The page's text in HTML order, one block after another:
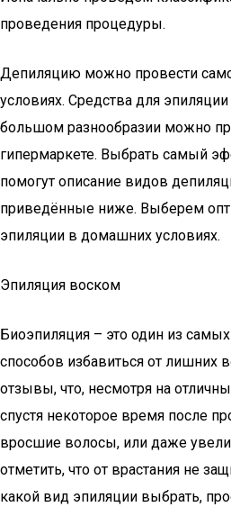
проведения процедуры.
Депиляцию можно провести
условиях. Средства для
большом разнообразии можно
гипермаркете. Выбрать самый
помогут описание видов
приведённые ниже. Выберем
эпиляции в домашних условиях.
Эпиляция воском
Биоэпиляция – это один из
способов избавиться от лишних
отзывы, что, несмотря на
спустя некоторое время после
вросшие волосы, или даже
отметить, что от врастания не
какой вид эпиляции выбрать,